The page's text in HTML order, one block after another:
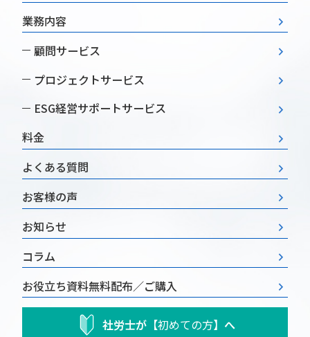
業務内容
顧問サービス
プロジェクトサービス
ESG経営サポートサービス
料金
よくある質問
お客様の声
お知らせ
コラム
お役立ち資料無料配布／ご購入
社労士が【初めての方】 へ